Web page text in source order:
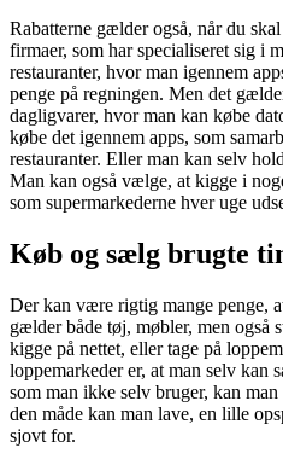
Rabatterne gælder også, når du
firmaer, som har specialiseret sig i
restauranter, hvor man igennem
penge på regningen. Men det
dagligvarer, hvor man kan købe
købe det igennem apps, som
restauranter. Eller man kan selv
Man kan også vælge, at kigge i
som supermarkederne hver uge
Køb og sælg brugte
Der kan være rigtig mange penge,
gælder både tøj, møbler, men også
kigge på nettet, eller tage på
loppemarkeder er, at man selv kan
som man ikke selv bruger, kan
den måde kan man lave, en lille
sjovt for.